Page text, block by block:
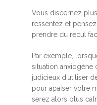
Vous discernez
ressentez et
prendre du recul
Par exemple,
situation anxiogène
judicieux d’utiliser
pour apaiser votre
serez alors plus